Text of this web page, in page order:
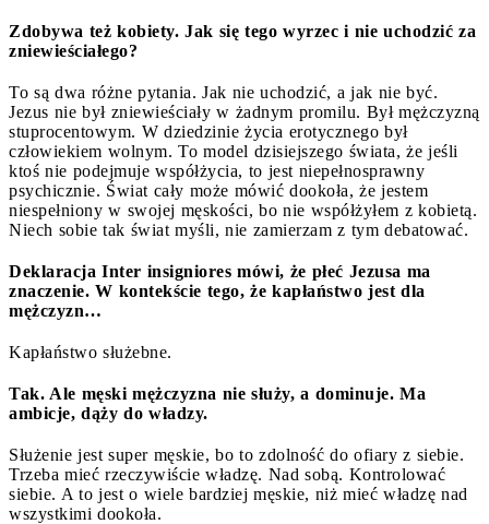
Zdobywa też kobiety. Jak się tego wyrzec i nie uchodzić za
zniewieściałego?
To są dwa różne pytania. Jak nie uchodzić, a jak nie być.
Jezus nie był zniewieściały w żadnym promilu. Był mężczyzną
stuprocentowym. W dziedzinie życia erotycznego był
człowiekiem wolnym. To model dzisiejszego świata, że jeśli
ktoś nie podejmuje współżycia, to jest niepełnosprawny
psychicznie. Świat cały może mówić dookoła, że jestem
niespełniony w swojej męskości, bo nie współżyłem z kobietą.
Niech sobie tak świat myśli, nie zamierzam z tym debatować.
Deklaracja Inter insigniores mówi, że płeć Jezusa ma
znaczenie. W kontekście tego, że kapłaństwo jest dla
mężczyzn…
Kapłaństwo służebne.
Tak. Ale męski mężczyzna nie służy, a dominuje. Ma
ambicje, dąży do władzy.
Służenie jest super męskie, bo to zdolność do ofiary z siebie.
Trzeba mieć rzeczywiście władzę. Nad sobą. Kontrolować
siebie. A to jest o wiele bardziej męskie, niż mieć władzę nad
wszystkimi dookoła.